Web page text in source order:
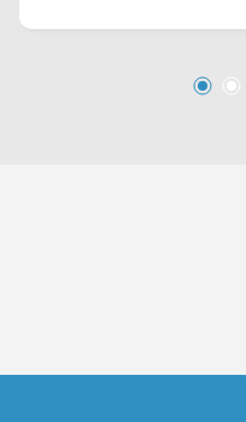
escola Neuza Maria Nazatto.
visita!! WhatsApp e